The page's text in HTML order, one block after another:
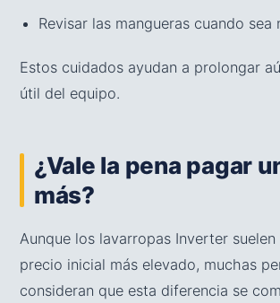
Revisar las mangueras cuando sea
Estos cuidados ayudan a prolongar
útil del equipo.
¿Vale la pena pagar
más?
Aunque los lavarropas Inverter suelen
precio inicial más elevado, muchas
consideran que esta diferencia se